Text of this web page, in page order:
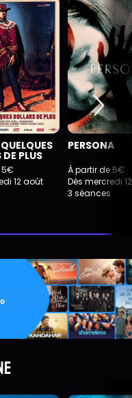
DE PLUS
5€
12 août
PERSONA
À partir de 5€
Dès mercredi
3 séances